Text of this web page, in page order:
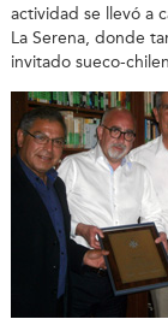
actividad se llevó a
La Serena, donde
invitado sueco-